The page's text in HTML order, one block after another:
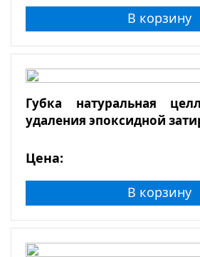
В корзину
Губка натуральная
удаления эпоксидной
Цена:
В корзину